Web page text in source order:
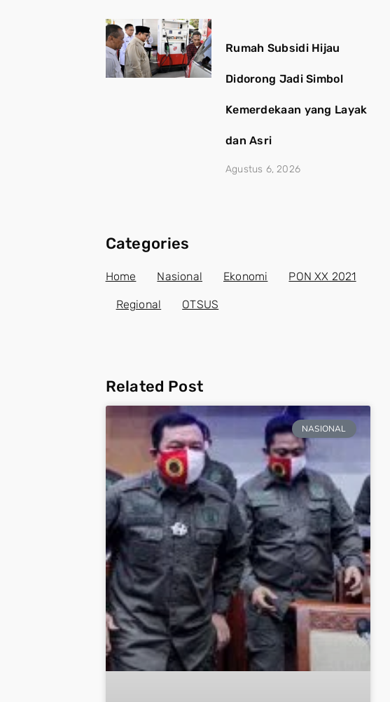
Rumah Subsidi Hijau
Didorong Jadi Simbol
Kemerdekaan yang Layak
dan Asri
Agustus 6, 2026
Categories
Home Nasional Ekonomi PON XX 2021
Regional OTSUS
Related Post
NASIONAL